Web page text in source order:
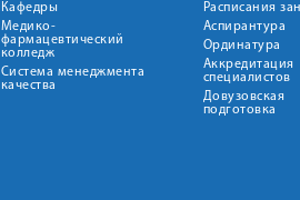
Кафедры
Медико-
фармацевтический
колледж
Система менеджмента
качества
Расписания
Аспирантура
Ординатура
Аккредитация
специалистов
Довузовская
подготовка